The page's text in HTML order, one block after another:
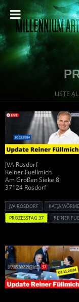
LISTE
JVA Rosdorf
Reiner Fuellmich
Am Großen Sieke 8
37124 Rosdorf
JVA ROSDORF KATJA
PROZESSTAG 37
REINER